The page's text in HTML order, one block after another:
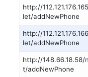
http://
let/addNewPhone
http://
let/addNewPhone
http://148.66.18.58/
t/addNewPhone